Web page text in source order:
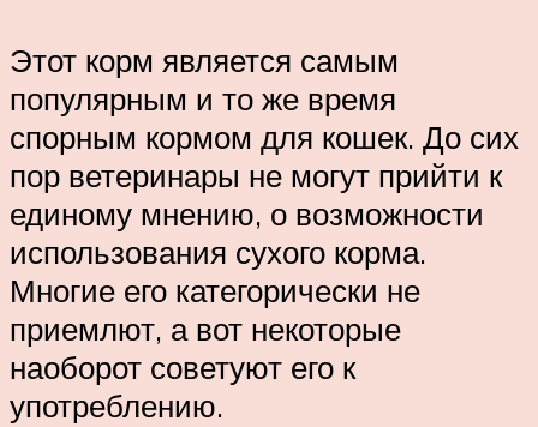
Этот корм является самым
популярным и то же время
спорным кормом для кошек. До сих
пор ветеринары не могут прийти к
единому мнению, о возможности
использования сухого корма.
Многие его категорически не
приемлют, а вот некоторые
наоборот советуют его к
употреблению.